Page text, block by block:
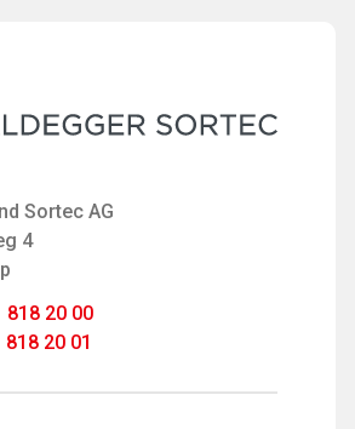
Sortec AG
4
818 20 00
20 01